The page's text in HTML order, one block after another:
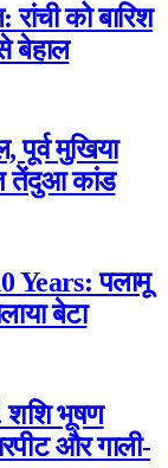
को बारिश
बेहाल
पूर्व मुखिया
तेंदुआ कांड
Years: पलामू
बेटा
शशि भूषण
और गाली-